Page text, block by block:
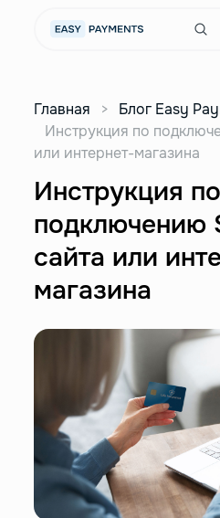
Главная > Блог Easy
Инструкция по
или интернет-магазина
Инструкция по
подключению
сайта или
магазина